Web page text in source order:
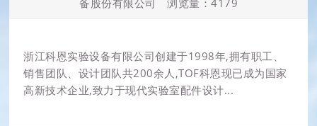
备股份有限公司 浏览量：4179
浙江科恩实验设备有限公司创建于1998年,拥有职工、
销售团队、设计团队共200余人,TOF科恩现已成为国家
高新技术企业,致力于现代实验室配件设计...